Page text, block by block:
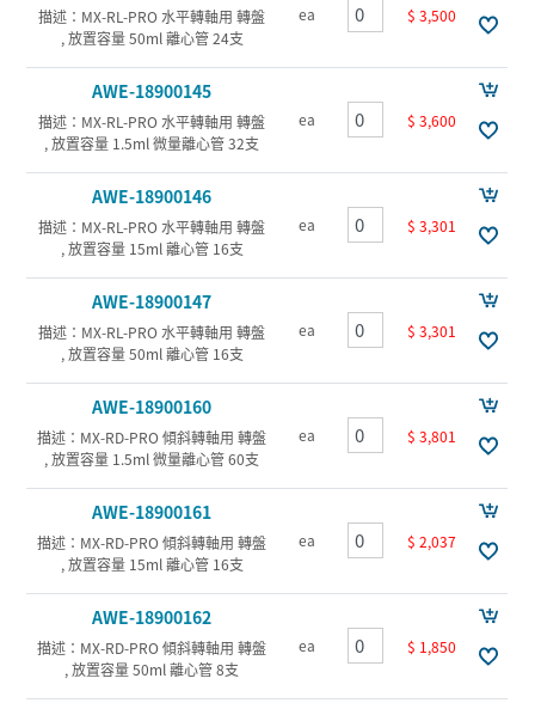
描述：MX-RL-PRO 水平轉軸用 轉盤
, 放置容量 50ml 離心管 24支
ea $ 3,500
AWE-18900145
描述：MX-RL-PRO 水平轉軸用 轉盤
, 放置容量 1.5ml 微量離心管 32支
ea $ 3,600
AWE-18900146
描述：MX-RL-PRO 水平轉軸用 轉盤
, 放置容量 15ml 離心管 16支
ea $ 3,301
AWE-18900147
描述：MX-RL-PRO 水平轉軸用 轉盤
, 放置容量 50ml 離心管 16支
ea $ 3,301
AWE-18900160
描述：MX-RD-PRO 傾斜轉軸用 轉盤
, 放置容量 1.5ml 微量離心管 60支
ea $ 3,801
AWE-18900161
描述：MX-RD-PRO 傾斜轉軸用 轉盤
, 放置容量 15ml 離心管 16支
ea $ 2,037
AWE-18900162
描述：MX-RD-PRO 傾斜轉軸用 轉盤
, 放置容量 50ml 離心管 8支
ea $ 1,850